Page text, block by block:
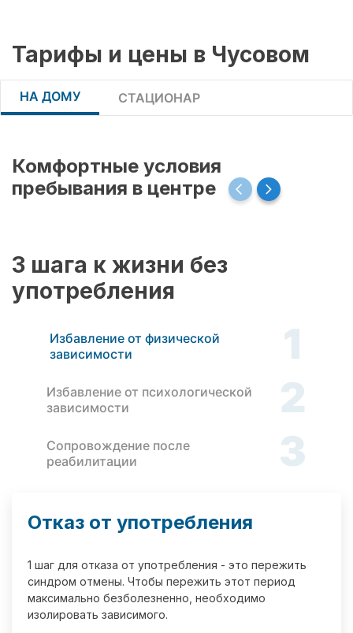
Тарифы и цены в Чусовом
НА ДОМУ СТАЦИОНАР
Комфортные условия
пребывания в центре
3 шага к жизни без
употребления
Избавление от физической
зависимости
1
Избавление от психологической
зависимости
2
Сопровождение после
реабилитации
3
Отказ от употребления
1 шаг для отказа от употребления - это пережить
синдром отмены. Чтобы пережить этот период
максимально безболезненно, необходимо
изолировать зависимого.